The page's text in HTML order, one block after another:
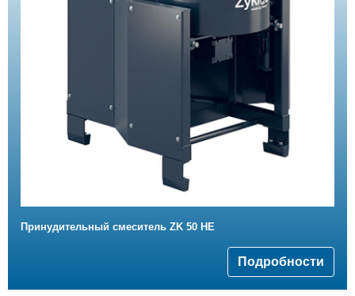
Принудительный смеситель ZK 50 HE
Подробности